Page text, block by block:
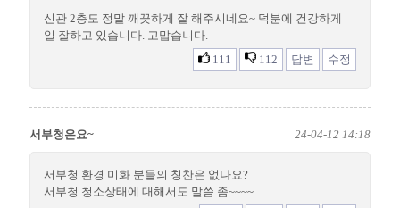
신관 2층도 정말 깨끗하게 잘 해주시네요~ 덕분에 건강하게
일 잘하고 있습니다. 고맙습니다.
111
112 답변 수정
서부청은요~ 24-04-12 14:18
서부청 환경 미화 분들의 칭찬은 없나요?
서부청 청소상태에 대해서도 말씀 좀~~~~